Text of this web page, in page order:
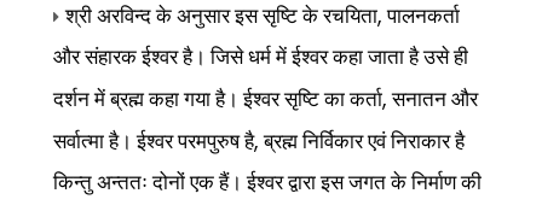
श्री अरविन्द के अनुसार इस सृष्टि के रचयिता,पालनकर्ता
और संहारक ईश्वर है। जिसे धर्म में ईश्वर कहा जाता है उसे ही
दर्शन में ब्रह्म कहा गया है। ईश्वर सृष्टि का कर्ता,सनातन और
सर्वात्मा है। ईश्वर परमपुरुष है,ब्रह्म निर्विकार एवं निराकार है
किन्तु अन्ततः दोनों एक हैं। ईश्वर द्वारा इसजगत के निर्माण की